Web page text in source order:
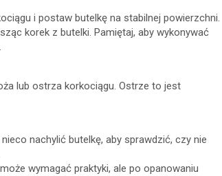
i postaw butelkę na stabilnej powierzchni.
korek z butelki. Pamiętaj, aby wykonywać
lub ostrza korkociągu. Ostrze to jest
nachylić butelkę, aby sprawdzić, czy nie
wymagać praktyki, ale po opanowaniu